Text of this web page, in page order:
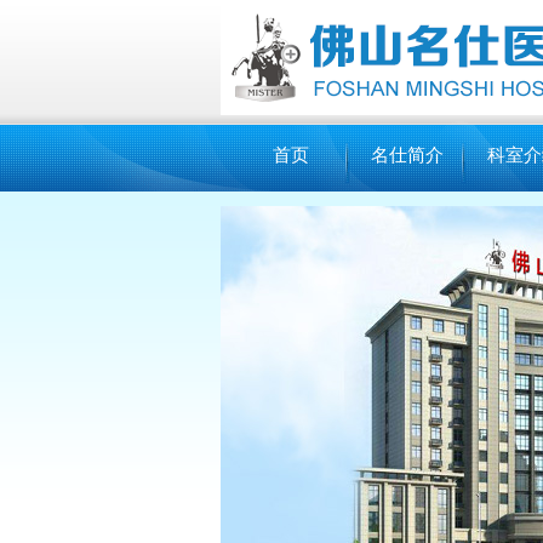
首页 名仕简介 科室